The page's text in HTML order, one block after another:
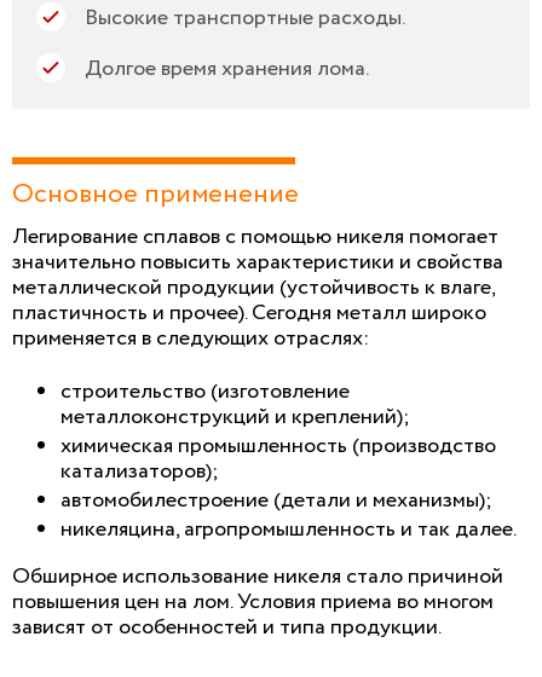
Высокие транспортные расходы.
Долгое время хранения лома.
Основное применение
Легирование сплавов с помощью никеля помогает
значительно повысить характеристики и свойства
металлической продукции (устойчивость к влаге,
пластичность и прочее). Сегодня металл широко
применяется в следующих отраслях:
строительство (изготовление
металлоконструкций и креплений);
химическая промышленность (производство
катализаторов);
автомобилестроение (детали и механизмы);
никеляцина, агропромышленность и так далее.
Обширное использование никеля стало причиной
повышения цен на лом. Условия приема во многом
зависят от особенностей и типа продукции.